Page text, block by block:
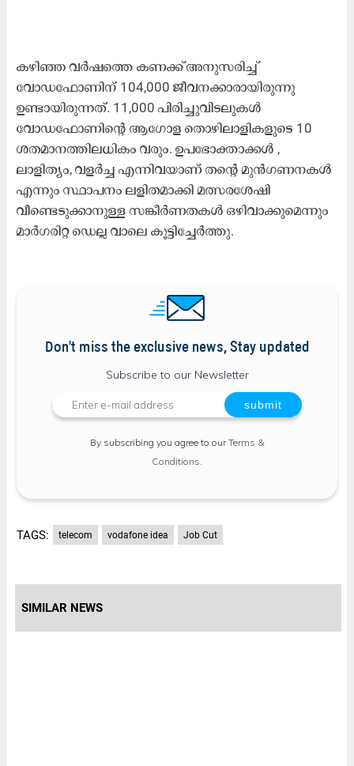
കഴിഞ്ഞ വർഷത്തെ കണക്ക് അനുസരിച്ച്
വോഡഫോണിന് 104,000 ജീവനക്കാരായിരുന്നു
ഉണ്ടായിരുന്നത്. 11,000 പിരിച്ചുവിടലുകൾ
വോഡഫോണിന്റെ ആഗോള തൊഴിലാളികളുടെ 10
ശതമാനത്തിലധികം വരും. ഉപഭോക്താക്കൾ ,
ലാളിത്യം, വളർച്ച എന്നിവയാണ് തന്‍റെ മുൻഗണനകൾ
എന്നും സ്ഥാപനം ലളിതമാക്കി മത്സരശേഷി
വീണ്ടെടുക്കാനുള്ള സങ്കീർണതകൾ ഒഴിവാക്കുമെന്നും
മാർഗരിറ്റ ഡെല്ല വാലെ കൂട്ടിച്ചേർത്തു.
Don't miss the exclusive news, Stay updated
Subscribe to our Newsletter
By subscribing you agree to ourTerms &
Conditions
TAGS: telecom vodafone idea Job Cut
SIMILAR NEWS